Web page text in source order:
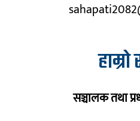
सञ्चालक तथा